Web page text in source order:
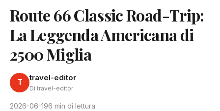
Route 66 Classic Road-Trip:
La Leggenda Americana di
2500 Miglia
T travel-editor
Di travel-editor
2026-06-196 min di lettura